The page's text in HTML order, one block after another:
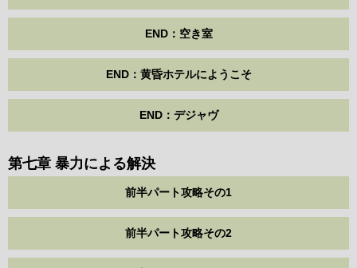
END：空き室
END：黄昏ホテルにようこそ
END：デジャヴ
第七章 暴力による解決
前半パート攻略その1
前半パート攻略その2